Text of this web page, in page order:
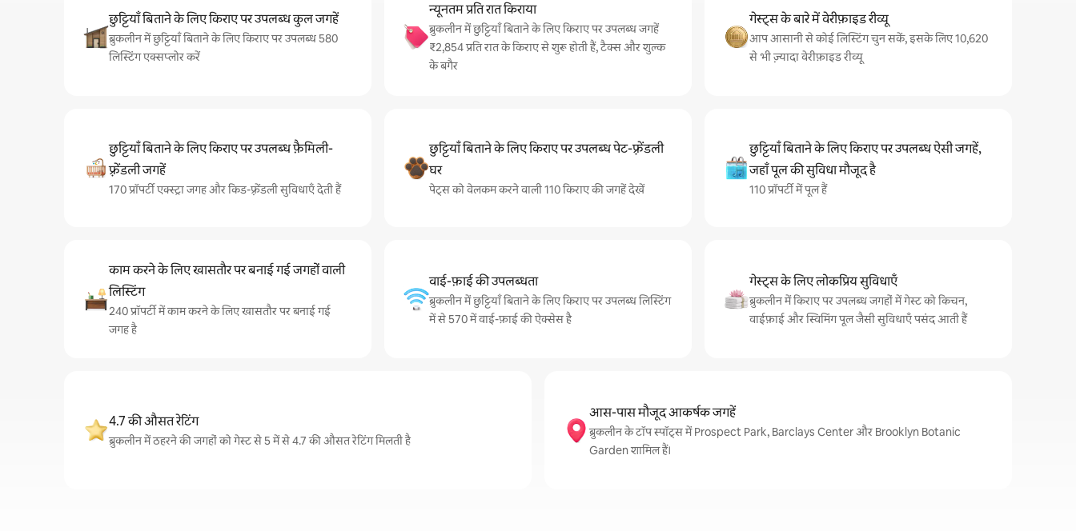
छुट्टियाँ बिताने के लिए किराए पर उपलब्ध कुल जगहें
ब्रुकलीन में छुट्टियाँ बिताने के लिए किराए पर उपलब्ध 580
लिस्टिंग एक्सप्लोर करें
न्यूनतम प्रति रात किराया
ब्रुकलीन में छुट्टियाँ बिताने के लिए किराए पर उपलब्ध जगहें
₹2,854 प्रति रात के किराए से शुरू होती हैं, टैक्स और शुल्क
के बगैर
गेस्ट्स के बारे में वेरीफ़ाइड रीव्यू
आप आसानी से कोई लिस्टिंग चुन सकें, इसके लिए 10,620
से भी ज़्यादा वेरीफ़ाइड रीव्यू
छुट्टियाँ बिताने के लिए किराए पर उपलब्ध फ़ैमिली-
फ़्रेंडली जगहें
170 प्रॉपर्टी एक्स्ट्रा जगह और किड-फ़्रेंडली सुविधाएँ देती हैं
छुट्टियाँ बिताने के लिए किराए पर उपलब्ध पेट-फ़्रेंडली
घर
पेट्स को वेलकम करने वाली 110 किराए की जगहें देखें
छुट्टियाँ बिताने के लिए किराए पर उपलब्ध ऐसी जगहें,
जहाँ पूल की सुविधा मौजूद है
110 प्रॉपर्टी में पूल हैं
काम करने के लिए खासतौर पर बनाई गई जगहों वाली
लिस्टिंग
240 प्रॉपर्टी में काम करने के लिए खासतौर पर बनाई गई
जगह है
वाई-फ़ाई की उपलब्धता
ब्रुकलीन में छुट्टियाँ बिताने के लिए किराए पर उपलब्ध लिस्टिंग
में से 570 में वाई-फ़ाई की ऐक्सेस है
गेस्ट्स के लिए लोकप्रिय सुविधाएँ
ब्रुकलीन में किराए पर उपलब्ध जगहों में गेस्ट को किचन,
वाईफ़ाई और स्विमिंग पूल जैसी सुविधाएँ पसंद आती हैं
4.7 की औसत रेटिंग
ब्रुकलीन में ठहरने की जगहों को गेस्ट से 5 में से 4.7 की औसत रेटिंग मिलती है
आस-पास मौजूद आकर्षक जगहें
ब्रुकलीन के टॉप स्पॉट्स में Prospect Park, Barclays Center और Brooklyn Botanic
Garden शामिल हैं।